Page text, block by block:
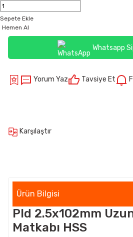
Sepete Ekle
Hemen Al
Whatsapp
Yorum Yaz Tavsiye Et
Karşılaştır
Ürün Bilgisi
Pld 2.5x102mm
Matkabı HSS